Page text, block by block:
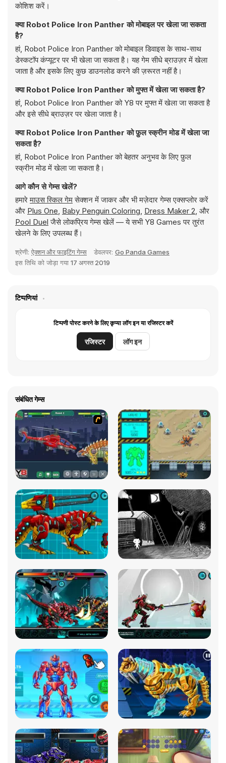
कोशिश करें।
क्या Robot Police Iron Panther को मोबाइल पर खेला जा सकता
है?
हां, Robot Police Iron Panther को मोबाइल डिवाइस के साथ-साथ
डेस्कटॉप कंप्यूटर पर भी खेला जा सकता है। यह गेम सीधे ब्राउज़र में खेला
जाता है और इसके लिए कुछ डाउनलोड करने की ज़रूरत नहीं है।
क्या Robot Police Iron Panther को मुफ्त में खेला जा सकता है?
हां, Robot Police Iron Panther को Y8 पर मुफ्त में खेला जा सकता है
और इसे सीधे ब्राउज़र पर खेला जाता है।
क्या Robot Police Iron Panther को फ़ुल स्क्रीन मोड में खेला जा
सकता है?
हां, Robot Police Iron Panther को बेहतर अनुभव के लिए फ़ुल
स्क्रीन मोड में खेला जा सकता है।
आगे कौन से गेम्स खेलें?
हमारेमाउस स्किल गेमसेक्शन में जाकर और भी मज़ेदार गेम्स एक्सप्लोर करें
और Plus One, Baby Penguin Coloring, Dress Maker 2, और
Pool Duel जैसे लोकप्रिय गेम्स खेलें — ये सभी Y8 Games पर तुरंत
खेलने के लिए उपलब्ध हैं।
श्रेणी: ऐक्शन और फाइटिंग गेम्स डेवलपर: Go Panda Games
इस तिथि को जोड़ा गया 17 अगस्त 2019
टिप्पणियां
टिप्पणी पोस्ट करने के लिए कृप्या लॉग इन या रजिस्टर करें
रजिस्टर लॉग इन
संबंधित गेम्स